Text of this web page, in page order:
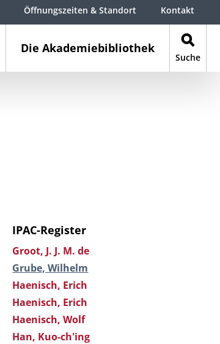
Die Akademiebibliothek
Suche
Öffnungszeiten & Standort Kontakt
IPAC-Register
Groot, J. J. M. de
Grube, Wilhelm
Haenisch, Erich
Haenisch, Erich
Haenisch, Wolf
Han, Kuo-ch'ing